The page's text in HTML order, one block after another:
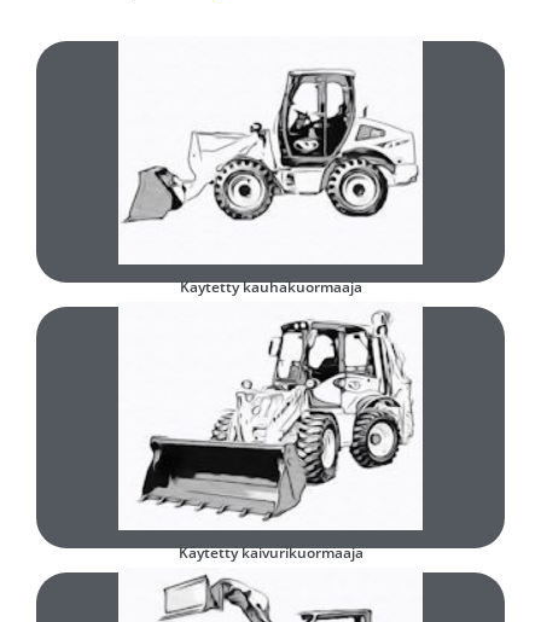
Käytetty kauhakuormaaja
Minkä tyyppinen käytetty pyöräkuormaaja olisi teille sopiva?
Täytä ja lähetä lomake
Käytetty kaivurikuormaaja
Minkä tyyppinen käytetty kaivurikuormaaja olisi teille sopiva?
Täytä ja lähetä lomake